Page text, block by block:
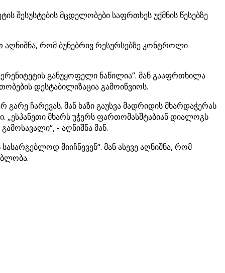
შესუსტების მცდელობები საფრთხეს უქმნის წესებზე
აღნიშნა, რომ ბუნებრივ რესურსებზე კონტროლი
განუყოფელი ნაწილია“. მან გააფრთხილა
დესტაბილიზაცია გამოიწვიოს.
ჩარევას. მან ხაზი გაუსვა მადრიდის მხარდაჭერას
მხარს უჭერს ფართომასშტაბიან დიალოგს
- აღნიშნა მან.
მიიჩნევენ“. მან ასევე აღნიშნა, რომ